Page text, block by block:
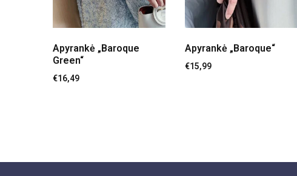
Apyrankė „Baroque
Green“
€16,49
Apyrankė „Baroque“
€15,99